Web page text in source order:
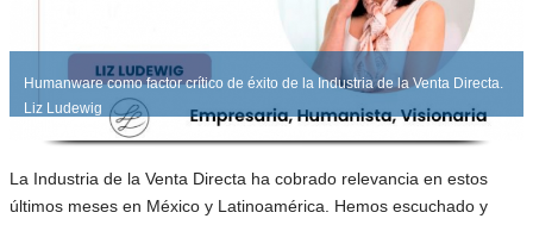
Humanware como factor crítico de éxito de la Industria de la Venta Directa.
Liz Ludewig
La Industria de la Venta Directa ha cobrado relevancia en estos
últimos meses en México y Latinoamérica. Hemos escuchado y